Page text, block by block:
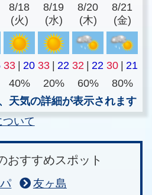
8/18
(火)
8/19
(水)
8/20
(木)
8/21
(金)
33 | 20 33 | 22 32 | 22 30 | 21
40% 20% 60%
80%
天気の詳細が表示されます
いて
おすすめスポット
友ヶ島